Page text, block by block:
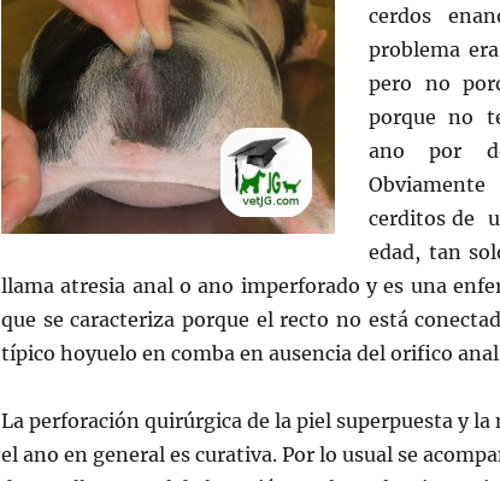
cerdos
problema
pero no
porque no
ano por
cerditos de
edad, tan
llama atresia anal o ano imperforado y es una
que se caracteriza porque el recto no está
típico hoyuelo en comba en ausencia del orifico
La perforación quirúrgica de la piel superpuesta y la
el ano en general es curativa. Por lo usual se